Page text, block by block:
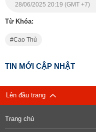
28/06/2025 20:19 (GMT +7)
Từ Khóa:
Cao Thủ
TIN MỚI CẬP NHẬT
Lên đầu trang
Trang chủ